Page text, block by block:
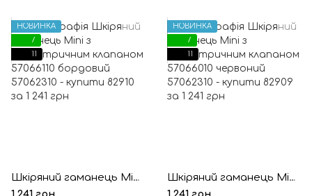
НОВИНКА
7
11
Шкіряний гаманець Mini з асиметричним клапаном 57066110 бордовий
НОВИНКА
7
11
Шкіряний гаманець Mini з асиметричним клапаном 57066010 червоний